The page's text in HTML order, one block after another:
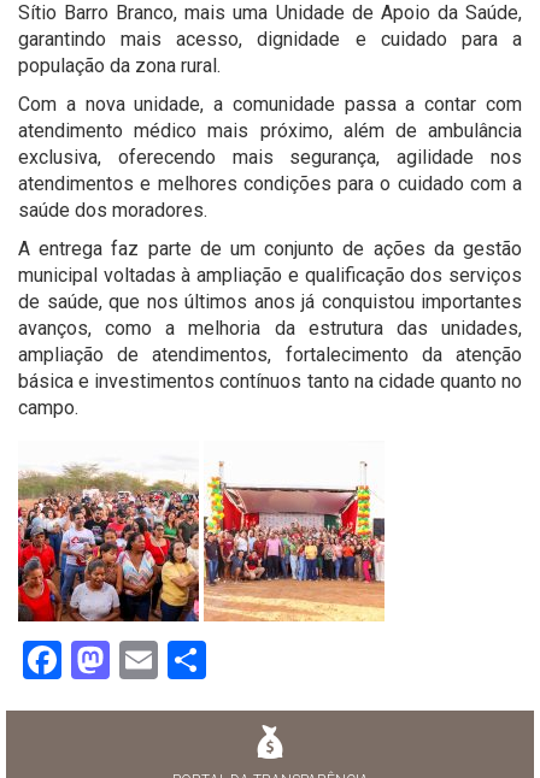
Sítio Barro Branco, mais uma Unidade de Apoio da Saúde,
garantindo mais acesso, dignidade e cuidado para a
população da zona rural.
Com a nova unidade, a comunidade passa a contar com
atendimento médico mais próximo, além de ambulância
exclusiva, oferecendo mais segurança, agilidade nos
atendimentos e melhores condições para o cuidado com a
saúde dos moradores.
A entrega faz parte de um conjunto de ações da gestão
municipal voltadas à ampliação e qualificação dos serviços
de saúde, que nos últimos anos já conquistou importantes
avanços, como a melhoria da estrutura das unidades,
ampliação de atendimentos, fortalecimento da atenção
básica e investimentos contínuos tanto na cidade quanto no
campo.
Facebook
Mastodon
Email